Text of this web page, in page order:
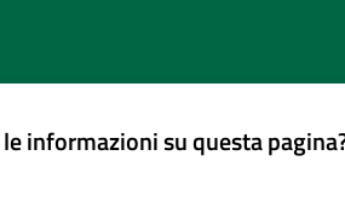
informazioni su questa